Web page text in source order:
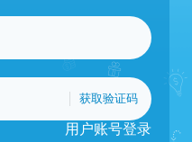
获取验证码
用户账号登录